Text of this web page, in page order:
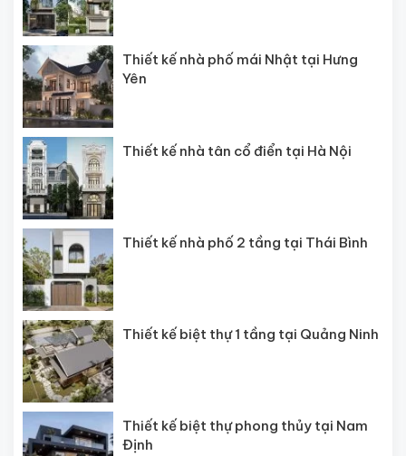
Thiết kế nhà phố mái Nhật tại Hưng
Yên
Thiết kế nhà tân cổ điển tại Hà Nội
Thiết kế nhà phố 2 tầng tại Thái Bình
Thiết kế biệt thự 1 tầng tại Quảng Ninh
Thiết kế biệt thự phong thủy tại Nam
Định